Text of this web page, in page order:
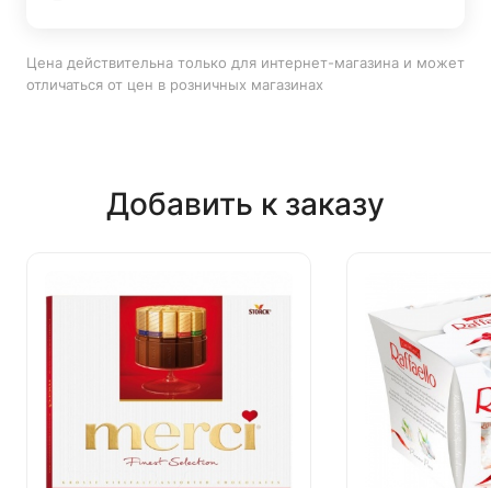
Цена действительна только для интернет-магазина и может
отличаться от цен в розничных магазинах
Добавить к заказу